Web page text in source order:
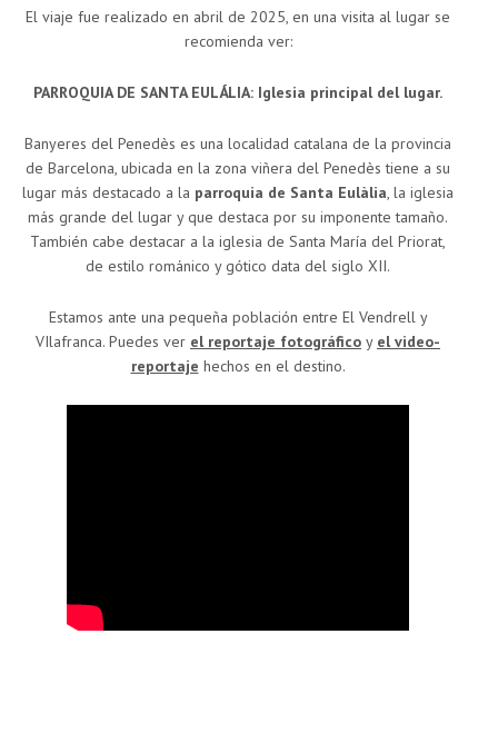
El viaje fue realizado en abril de 2025, en una visita al lugar se
recomienda ver:
PARROQUIA DE SANTA EULÁLIA: Iglesia principal del lugar.
Banyeres del Penedès es una localidad catalana de la provincia
de Barcelona, ubicada en la zona viñera del Penedès tiene a su
lugar más destacado a la parroquia de Santa Eulàlia, la iglesia
más grande del lugar y que destaca por su imponente tamaño.
También cabe destacar a la iglesia de Santa María del Priorat,
de estilo románico y gótico data del siglo XII.
Estamos ante una pequeña población entre El Vendrell y
VIlafranca. Puedes ver el reportaje fotográfico y el video-
reportaje hechos en el destino.